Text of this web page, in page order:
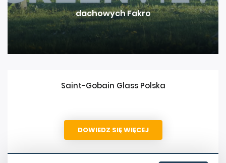
dachowych Fakro
Saint-Gobain Glass Polska
DOWIEDZ SIĘ WIĘCEJ